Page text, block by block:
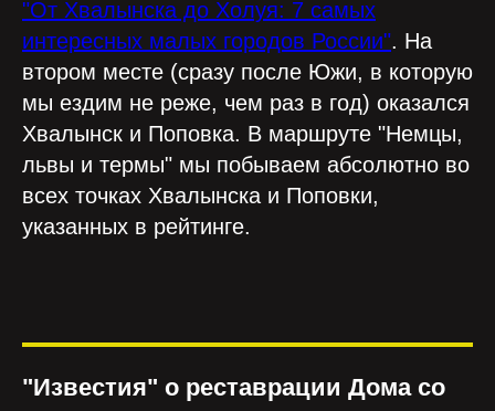
"От Хвалынска до Холуя: 7 самых
интересных малых городов России". На
втором месте (сразу после Южи, в которую
мы ездим не реже, чем раз в год) оказался
Хвалынск и Поповка. В маршруте "Немцы,
львы и термы" мы побываем абсолютно во
всех точках Хвалынска и Поповки,
указанных в рейтинге.
"Известия" о реставрации Дома со